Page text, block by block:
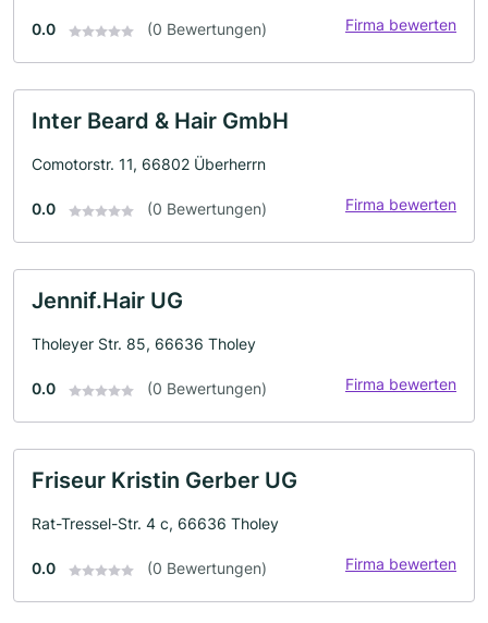
0.0 (0 Bewertungen) Firma bewerten
Inter Beard & Hair GmbH
Comotorstr. 11, 66802 Überherrn
0.0 (0 Bewertungen) Firma bewerten
Jennif.Hair UG
Tholeyer Str. 85, 66636 Tholey
0.0 (0 Bewertungen) Firma bewerten
Friseur Kristin Gerber UG
Rat-Tressel-Str. 4 c, 66636 Tholey
0.0 (0 Bewertungen) Firma bewerten